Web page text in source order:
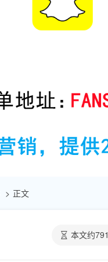
正文
本文约791